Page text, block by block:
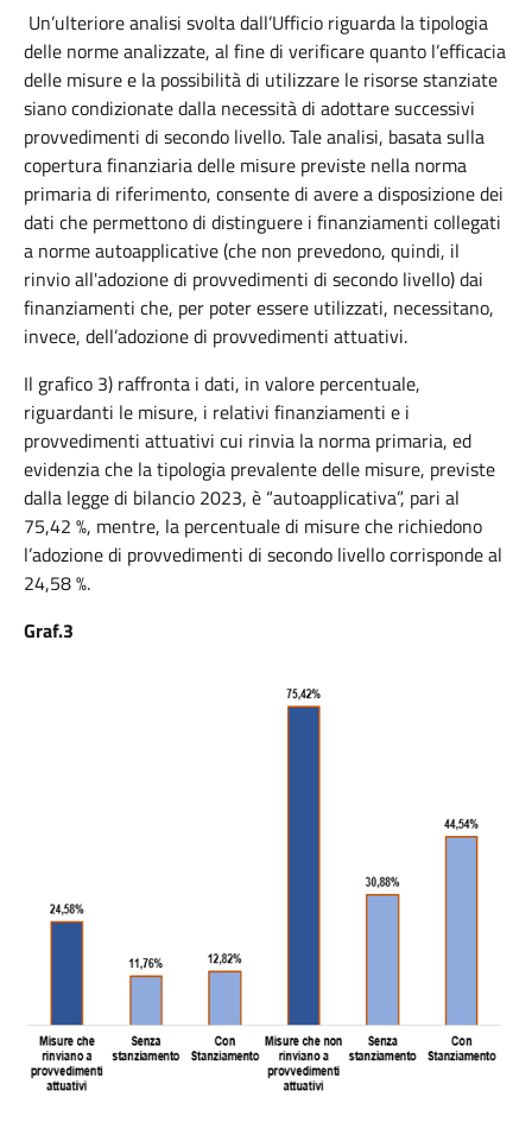
Un’ulteriore analisi svolta dall’Ufficio riguarda la tipologia
delle norme analizzate, al fine di verificare quanto l’efficacia
delle misure e la possibilità di utilizzare le risorse stanziate
siano condizionate dalla necessità di adottare successivi
provvedimenti di secondo livello. Tale analisi, basata sulla
copertura finanziaria delle misure previste nella norma
primaria di riferimento, consente di avere a disposizione dei
dati che permettono di distinguere i finanziamenti collegati
a norme autoapplicative (che non prevedono, quindi, il
rinvio all'adozione di provvedimenti di secondo livello) dai
finanziamenti che, per poter essere utilizzati, necessitano,
invece, dell’adozione di provvedimenti attuativi.
Il grafico 3) raffronta i dati, in valore percentuale,
riguardanti le misure, i relativi finanziamenti e i
provvedimenti attuativi cui rinvia la norma primaria, ed
evidenzia che la tipologia prevalente delle misure, previste
dalla legge di bilancio 2023, è “autoapplicativa”, pari al
75,42 %, mentre, la percentuale di misure che richiedono
l’adozione di provvedimenti di secondo livello corrisponde al
24,58 %.
Graf.3